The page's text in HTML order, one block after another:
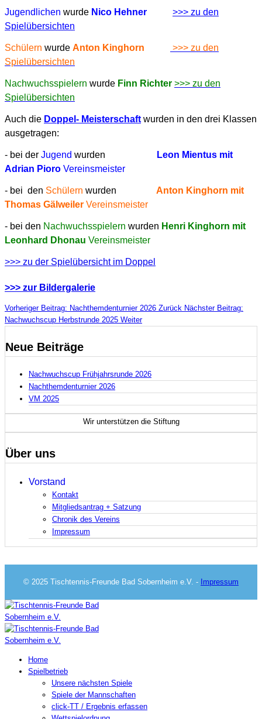
Jugendlichen wurde Nico Hehner >>> zu den
Spielübersichten
Schülern wurde Anton Kinghorn
>>> zu den
Spielübersichten
Nachwuchsspielern wurde Finn Richter >>> zu den
Spielübersichten
Auch die Doppel- Meisterschaft wurden in den drei Klassen
ausgetragen:
- bei der Jugend wurden
Leon Mientus mit
Adrian Pioro Vereinsmeister
- bei den Schülern wurden Anton Kinghorn mit
Thomas Gälweiler Vereinsmeister
- bei den Nachwuchsspielern wurden Henri Kinghorn mit
Leonhard Dhonau Vereinsmeister
>>> zu der Spielübersicht im Doppel
>>> zur Bildergalerie
Vorheriger Beitrag: Nachthemdenturnier 2026 Zurück Nächster Beitrag:
Nachwuchscup Herbstrunde 2025 Weiter
Neue Beiträge
Nachwuchscup Frühjahrsrunde 2026
Nachthemdenturnier 2026
VM 2025
Wir unterstützen die Stiftung
Über uns
Vorstand
Kontakt
Mitgliedsantrag + Satzung
Chronik des Vereins
Impressum
© 2025 Tischtennis-Freunde Bad Sobernheim e.V. - Impressum
Home
Spielbetrieb
Unsere nächsten Spiele
Spiele der Mannschaften
click-TT / Ergebnis erfassen